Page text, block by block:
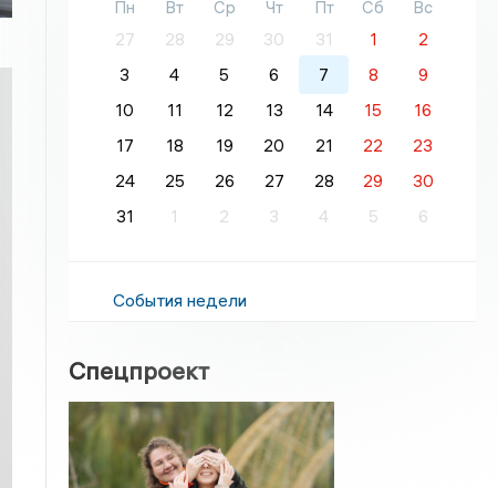
Пн Вт Ср Чт Пт Сб
Вс
27
28 29 30 31 1
2
3
4 5 6 7 8
9
10
11 12 13 14 15
16
17
18 19 20 21 22
23
24
25 26 27 28 29
30
31
1 2 3 4 5 6
События недели
Спецпроект